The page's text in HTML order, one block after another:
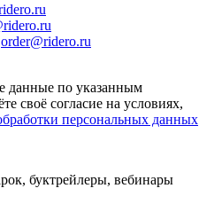
order@ridero.ru
данные по указанным
своё согласие на условиях,
персональных данных
буктрейлеры, вебинары